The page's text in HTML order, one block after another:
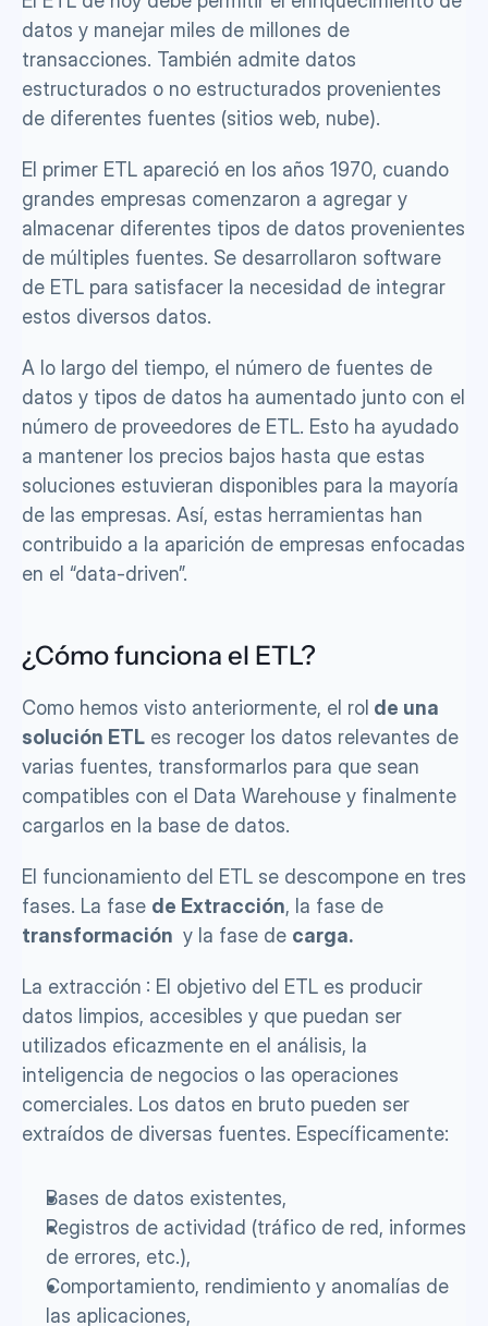
datos y manejar miles de millones de
transacciones. También admite datos
estructurados o no estructurados provenientes
de diferentes fuentes (sitios web, nube).
El primer ETL apareció en los años 1970, cuando
grandes empresas comenzaron a agregar y
almacenar diferentes tipos de datos provenientes
de múltiples fuentes. Se desarrollaron software
de ETL para satisfacer la necesidad de integrar
estos diversos datos.
A lo largo del tiempo, el número de fuentes de
datos y tipos de datos ha aumentado junto con el
número de proveedores de ETL. Esto ha ayudado
a mantener los precios bajos hasta que estas
soluciones estuvieran disponibles para la mayoría
de las empresas. Así, estas herramientas han
contribuido a la aparición de empresas enfocadas
en el “data-driven”.
¿Cómo funciona el ETL?
Como hemos visto anteriormente, el rol de una
solución ETL es recoger los datos relevantes de
varias fuentes, transformarlos para que sean
compatibles con el Data Warehouse y finalmente
cargarlos en la base de datos.
El funcionamiento del ETL se descompone en tres
fases. La fase de Extracción
transformación y la fase de carga.
La extracción : El objetivo del ETL es producir
datos limpios, accesibles y que puedan ser
utilizados eficazmente en el análisis, la
inteligencia de negocios o las operaciones
comerciales. Los datos en bruto pueden ser
extraídos de diversas fuentes. Específicamente:
Bases de datos existentes,
Registros de actividad (tráfico de red, informes
de errores, etc.),
Comportamiento, rendimiento y anomalías de
las aplicaciones,